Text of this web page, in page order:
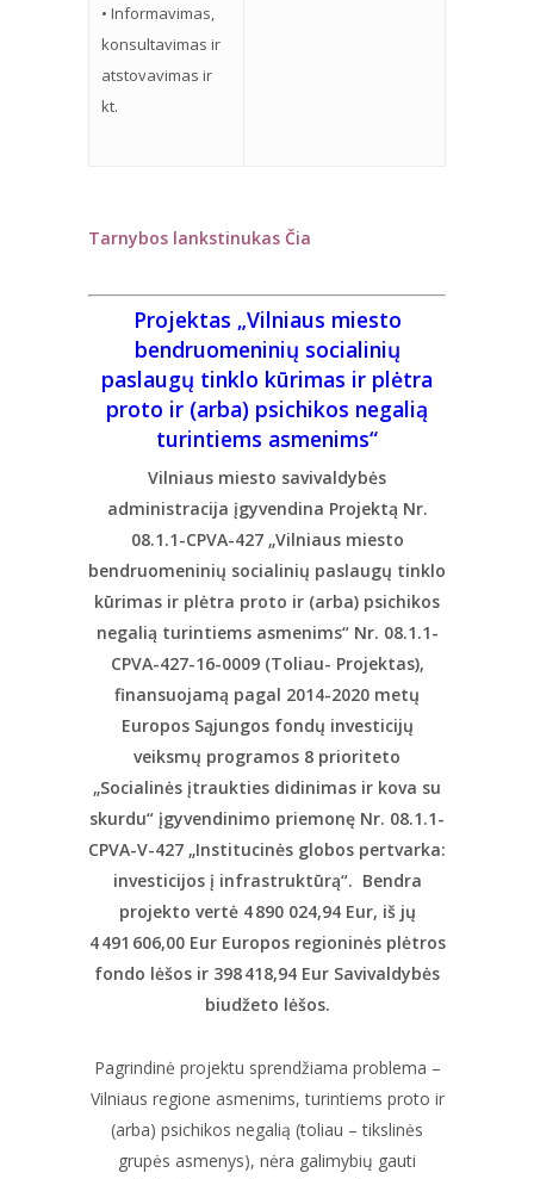
• Informavimas,
konsultavimas ir
atstovavimas ir
kt.
Tarnybos lankstinukas Čia
Projektas „Vilniaus miesto
bendruomeninių socialinių
paslaugų tinklo kūrimas ir plėtra
proto ir (arba) psichikos negalią
turintiems asmenims“
Vilniaus miesto savivaldybės
administracija įgyvendina Projektą Nr.
08.1.1-CPVA-427 „Vilniaus miesto
bendruomeninių socialinių paslaugų tinklo
kūrimas ir plėtra proto ir (arba) psichikos
negalią turintiems asmenims“ Nr. 08.1.1-
CPVA-427-16-0009 (Toliau- Projektas),
finansuojamą pagal 2014-2020 metų
Europos Sąjungos fondų investicijų
veiksmų programos 8 prioriteto
„Socialinės įtraukties didinimas ir kova su
skurdu“ įgyvendinimo priemonę Nr. 08.1.1-
CPVA-V-427 „Institucinės globos pertvarka:
investicijos į infrastruktūrą“. Bendra
projekto vertė 4890 024,94 Eur, iš jų
4491 606,00 Eur Europos regioninės plėtros
fondo lėšos ir 398418,94 Eur Savivaldybės
biudžeto lėšos.
Pagrindinė projektu sprendžiama problema –
Vilniaus regione asmenims, turintiems proto ir
(arba) psichikos negalią (toliau – tikslinės
grupės asmenys), nėra galimybių gauti